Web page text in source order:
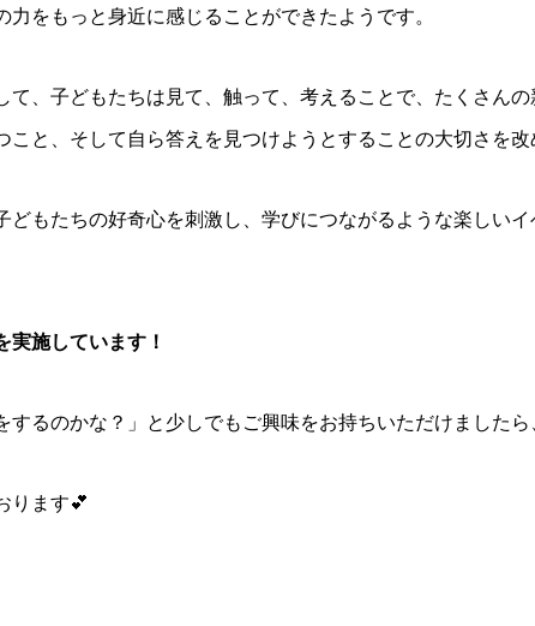
をもっと身近に感じることができたようです。
て、子どもたちは見て、触って、考えることで、たくさん
こと、そして自ら答えを見つけようとすることの大切さを
どもたちの好奇心を刺激し、学びにつながるような楽しい
実施しています！
するのかな？」と少しでもご興味をお持ちいただけました
ります💕